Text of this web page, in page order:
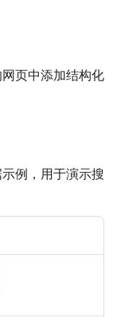
页中添加结构化
例，用于演示搜